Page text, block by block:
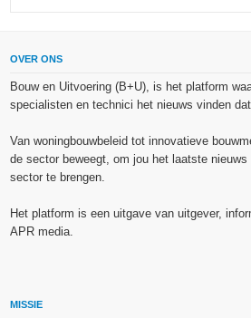
OVER ONS
Bouw en Uitvoering (B+U), is het platform
specialisten en technici het nieuws vinden
Van woningbouwbeleid tot innovatieve
de sector beweegt, om jou het laatste
sector te brengen.
Het platform is een uitgave van uitgever,
APR media.
MISSIE